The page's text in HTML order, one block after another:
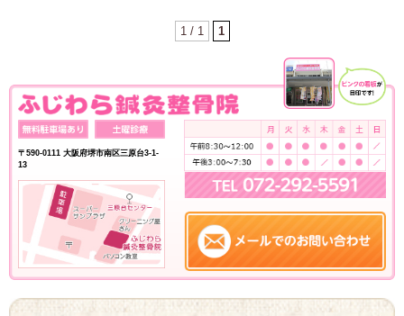
1 / 1 1
〒590-0111 大阪府堺市南区三原台3-1-
13